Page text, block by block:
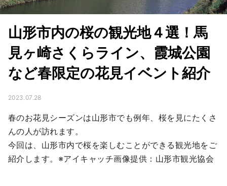
山形市内の桜の観光地４選！馬
見ヶ崎さくらライン、霞城公園
など春限定の花見イベント紹介
2023.07.28
春のお花見シーズンは山形市でも例年、桜を見にたくさ
んの人が訪れます。
今回は、山形市内で桜を楽しむことができる観光地をご
紹介します。※アイキャッチ画像提供：山形市観光協会